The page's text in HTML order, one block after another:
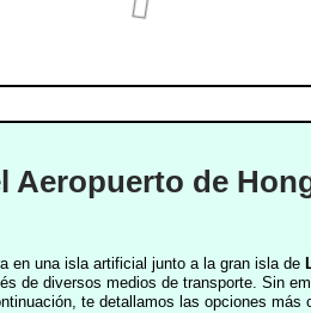
Aeropuerto de
en una isla artificial junto a la gran isla de
de diversos medios de transporte. Sin
te detallamos las opciones más